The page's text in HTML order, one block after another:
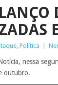
, Política
nessa
outubro.